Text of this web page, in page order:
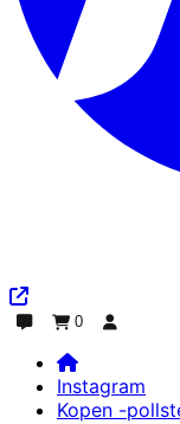
0
Instagram
Kopen -